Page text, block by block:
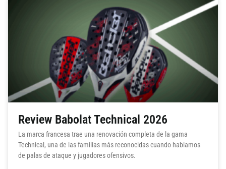
Review Babolat Technical 2026
La marca francesa trae una renovación completa de la gama
Technical, una de las familias más reconocidas cuando hablamos
de palas de ataque y jugadores ofensivos.